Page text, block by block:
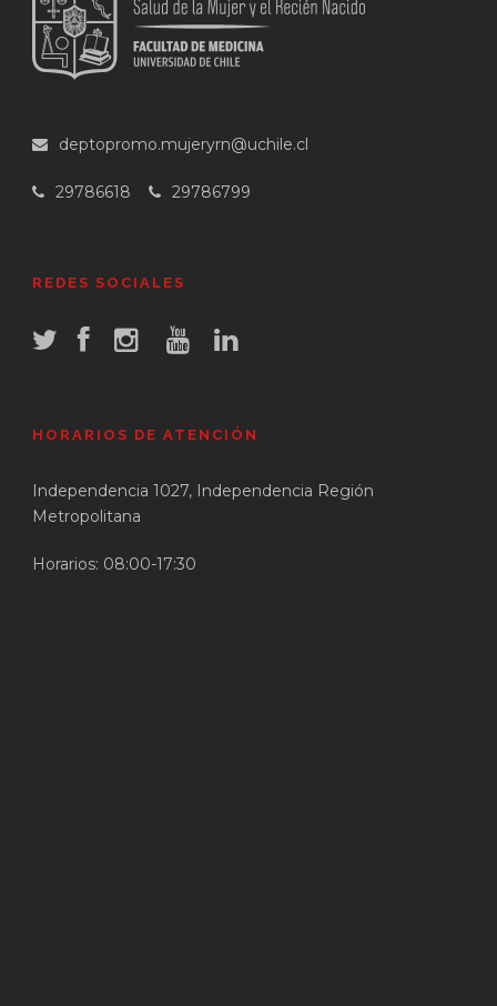
deptopromo.mujeryrn@uchile.cl
29786618 29786799
REDES SOCIALES
HORARIOS DE ATENCIÓN
Independencia 1027, Independencia Región
Metropolitana
Horarios: 08:00-17:30